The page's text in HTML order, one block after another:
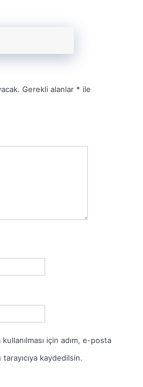
Gerekli alanlar * ile
için adım, e-posta
kaydedilsin.